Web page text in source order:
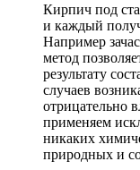
Кирпич под
и каждый
Например
метод
результату
случаев
отрицательно
применяем
никаких
природных и